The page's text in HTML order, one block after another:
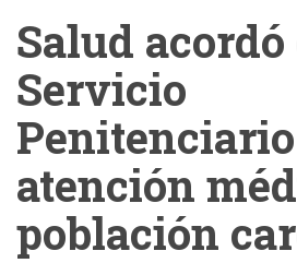
Salud
Servicio
atención
población